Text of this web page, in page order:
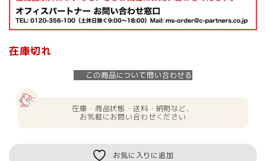
在庫切れ
この商品について問い合わせる
在庫・商品状態・送料・納期など、
お気軽にお問い合わせください
お気に入りに追加